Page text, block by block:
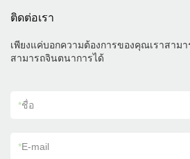
ติดต่อเรา
เพียงแค่บอกความต้องการของคุณเราสาม
สามารถจินตนาการได้
*ชื่อ
*E-mail